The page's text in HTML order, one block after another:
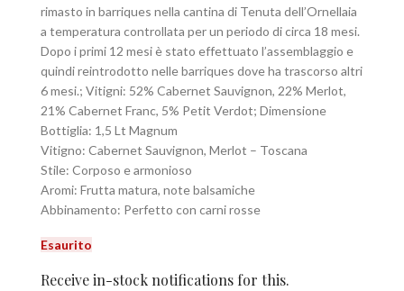
rimasto in barriques nella cantina di Tenuta dell’Ornellaia
a temperatura controllata per un periodo di circa 18 mesi.
Dopo i primi 12 mesi è stato effettuato l’assemblaggio e
quindi reintrodotto nelle barriques dove ha trascorso altri
6 mesi.; Vitigni: 52% Cabernet Sauvignon, 22% Merlot,
21% Cabernet Franc, 5% Petit Verdot; Dimensione
Bottiglia: 1,5 Lt Magnum
Vitigno: Cabernet Sauvignon, Merlot – Toscana
Stile: Corposo e armonioso
Aromi: Frutta matura, note balsamiche
Abbinamento: Perfetto con carni rosse
Esaurito
Receive in-stock notifications for this.